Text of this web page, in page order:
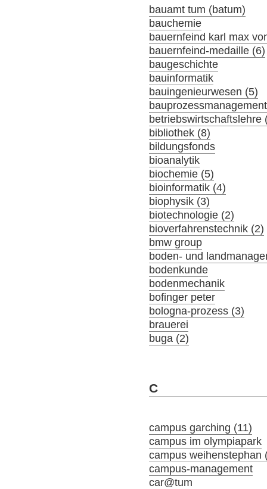
bauamt tum (batum)
bauchemie
bauernfeind karl max
bauernfeind-medaille (6)
baugeschichte
bauinformatik
bauingenieurwesen (5)
betriebswirtschaftslehre
bibliothek (8)
bildungsfonds
bioanalytik
biochemie (5)
bioinformatik (4)
biophysik (3)
biotechnologie (2)
bioverfahrenstechnik (2)
bmw group
boden- und
bodenkunde
bodenmechanik
bofinger peter
bologna-prozess (3)
brauerei
buga (2)
C
campus garching (11)
campus im olympiapark
campus weihenstephan
campus-management
car@tum